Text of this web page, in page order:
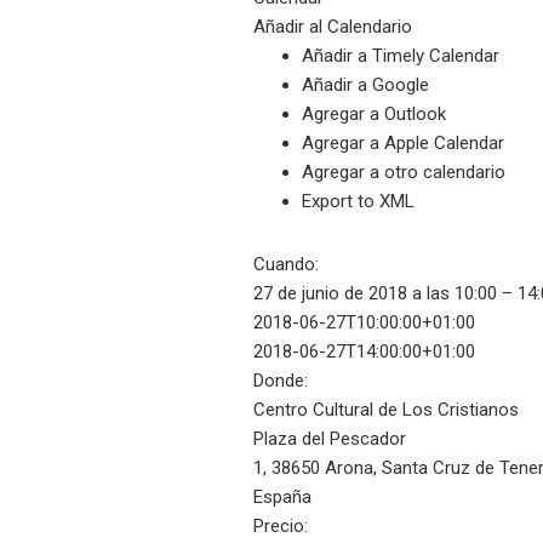
Añadir al Calendario
Añadir a Timely Calendar
Añadir a Google
Agregar a Outlook
Agregar a Apple Calendar
Agregar a otro calendario
Export to XML
Cuando:
27 de junio de 2018 a las 10:00 –
2018-06-27T10:00:00+01:00
2018-06-27T14:00:00+01:00
Donde:
Centro Cultural de Los Cristianos
Plaza del Pescador
1, 38650 Arona, Santa Cruz de
España
Precio: